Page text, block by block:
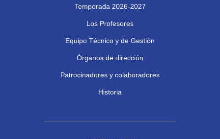
Temporada 2026-2027
Los Profesores
Equipo Técnico y de Gestión
Órganos de dirección
Patrocinadores y colaboradores
Historia